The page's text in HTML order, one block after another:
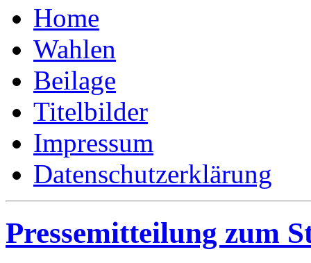
Home
Wahlen
Beilage
Titelbilder
Impressum
Datenschutzerklärung
Pressemitteilung zum